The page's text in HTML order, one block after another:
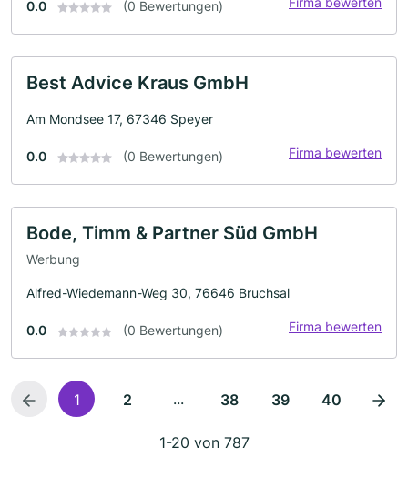
0.0 (0 Bewertungen)
Best Advice Kraus GmbH
Am Mondsee 17, 67346 Speyer
0.0 (0 Bewertungen) Firma bewerten
Bode, Timm & Partner Süd GmbH
Werbung
Alfred-Wiedemann-Weg 30, 76646 Bruchsal
0.0 (0 Bewertungen) Firma bewerten
1 2 ... 38 39 40
1-20 von 787